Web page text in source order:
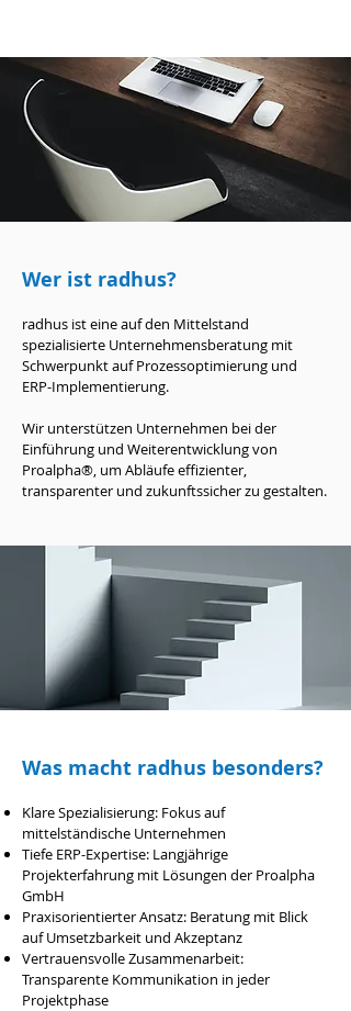
Wer ist radhus?
radhus ist eine auf den Mittelstand
spezialisierte Unternehmensberatung mit
Schwerpunkt auf Prozessoptimierung und
ERP-Implementierung.
Wir unterstützen Unternehmen bei der
Einführung und Weiterentwicklung von
Proalpha®, um Abläufe effizienter,
transparenter und zukunftssicher zu gestalten.
Was macht radhus besonders?
Klare Spezialisierung: Fokus auf
mittelständische Unternehmen
Tiefe ERP-Expertise: Langjährige
Projekterfahrung mit Lösungen der Proalpha
GmbH
Praxisorientierter Ansatz: Beratung mit Blick
auf Umsetzbarkeit und Akzeptanz
Vertrauensvolle Zusammenarbeit:
Transparente Kommunikation in jeder
Projektphase